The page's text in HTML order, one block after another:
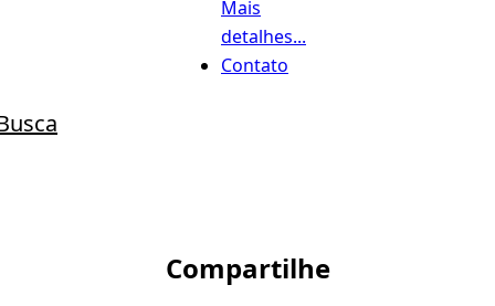
Mais
detalhes...
Contato
Compartilhe